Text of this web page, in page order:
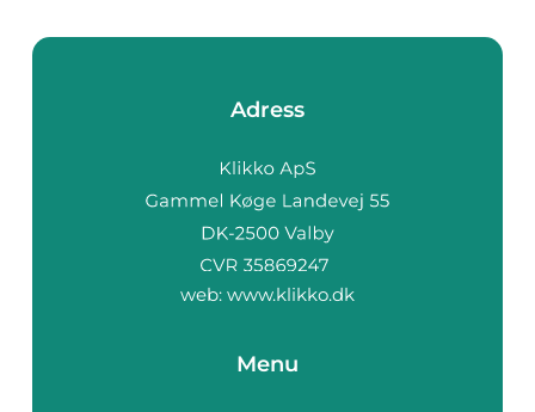
Adress
web: www.klikko.dk
Menu